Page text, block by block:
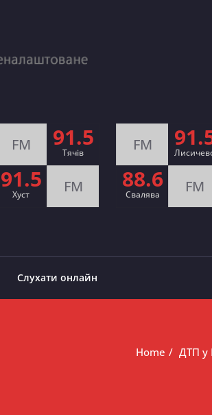
FM 91.5
Тячів
91.5
Хуст FM
FM
88.6
Свалява FM
Слухати онлайн
Home ДТП у